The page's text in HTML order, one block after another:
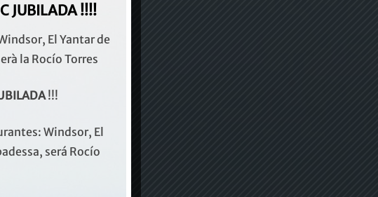
JUBILADA !!!!
El Yantar de
la Rocío Torres
!!!
Windsor, El
será Rocío